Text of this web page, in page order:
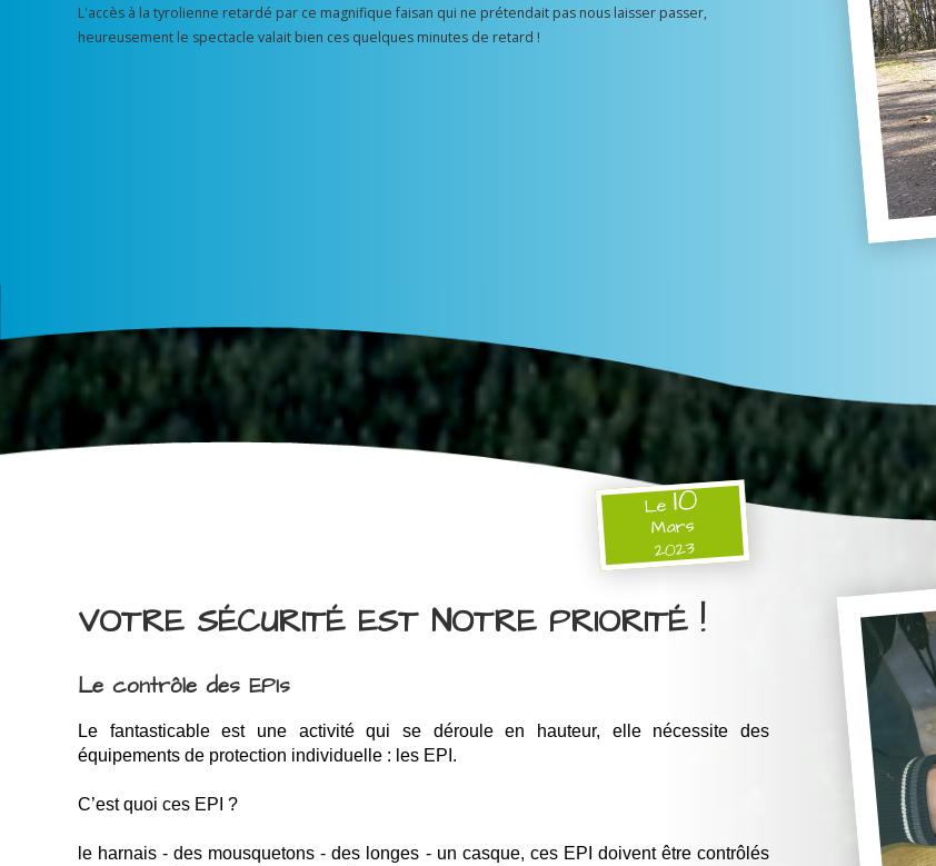
L'accès à la tyrolienne retardé par ce magnifique faisan qui ne prétendait pas nous laisser passer,
heureusement le spectacle valait bien ces quelques minutes de retard !
Le10
Mars
2023
VOTRE SÉCURITÉ EST NOTRE PRIORITÉ !
Le contrôle des EPIs
Le fantasticable est une activité qui se déroule en hauteur, elle nécessite des
équipements de protection individuelle : les EPI.
C’est quoi ces EPI ?
le harnais - des mousquetons - des longes - un casque, ces EPI doivent être contrôlés